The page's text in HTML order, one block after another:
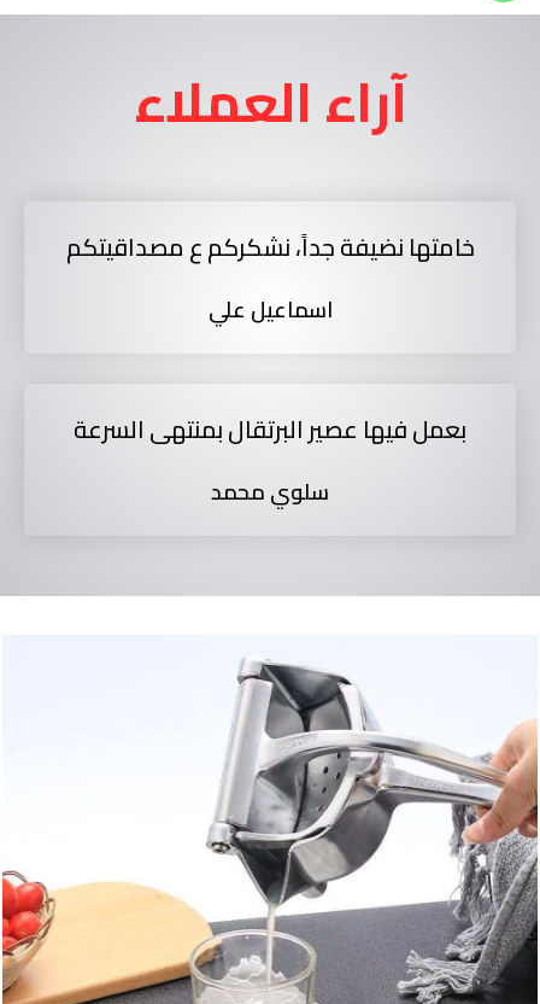
آراء العملاء
خامتها نضيفة جداً، نشكركم ع مصداقيتكم
اسماعيل علي
بعمل فيها عصير البرتقال بمنتهى السرعة
سلوي محمد